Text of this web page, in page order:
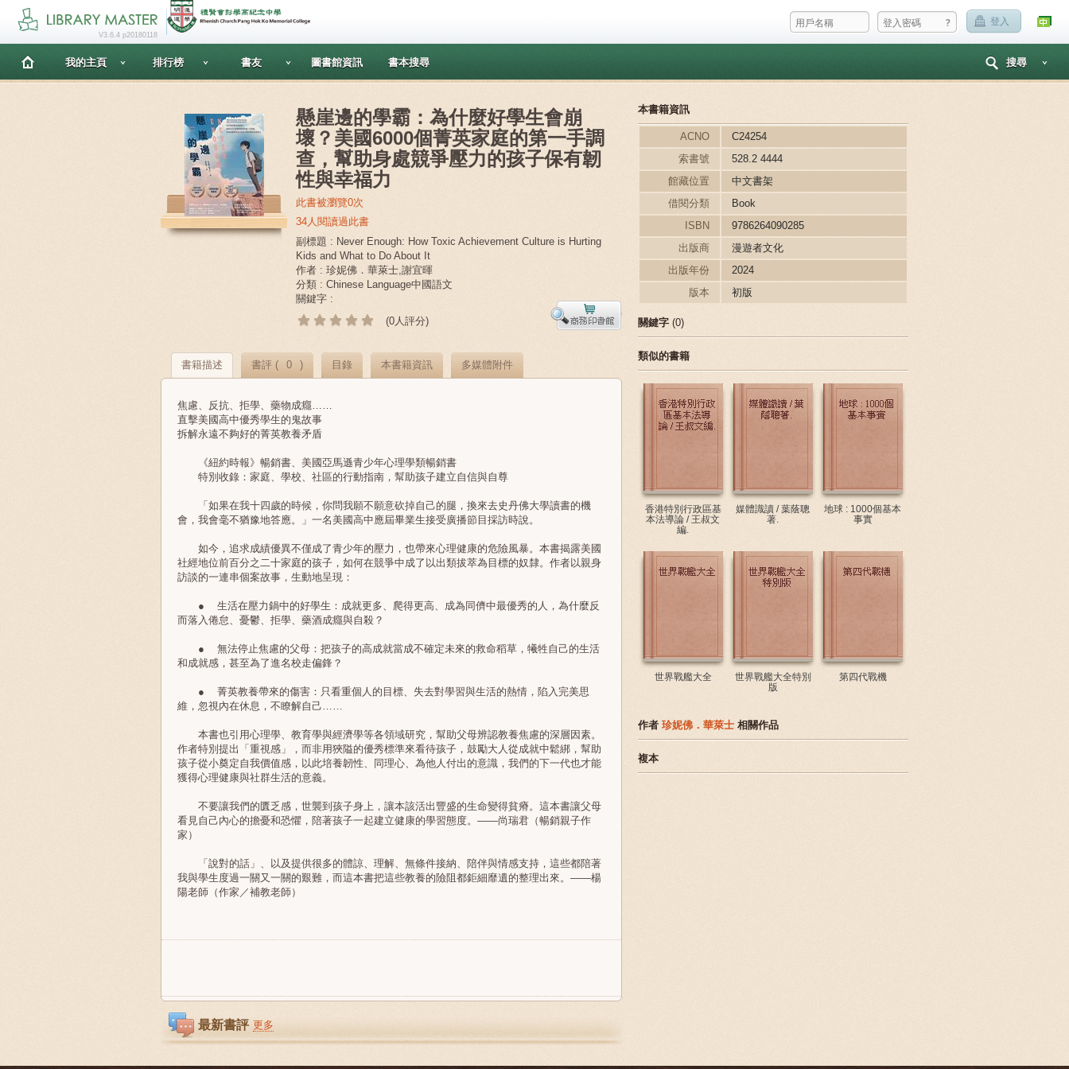
? 登入
V3.6.4 p20180118
我的主頁 排行榜 書友 圖書館資訊 書本搜尋 搜尋
懸崖邊的學霸：為什麼好學生會崩
壞？美國6000個菁英家庭的第一手調
查，幫助身處競爭壓力的孩子保有韌
性與幸福力
此書被瀏覽0次
34人閱讀過此書
副標題 : Never Enough: How Toxic Achievement Culture is Hurting
Kids and What to Do About It
作者 : 珍妮佛．華萊士,謝宜暉
分類 : Chinese Language中國語文
關鍵字 :
(0人評分)
書籍描述 書評 ( 0 ) 目錄 本書籍資訊 多媒體附件
焦慮、反抗、拒學、藥物成癮……
直擊美國高中優秀學生的鬼故事
拆解永遠不夠好的菁英教養矛盾
《紐約時報》暢銷書、美國亞馬遜青少年心理學類暢銷書
特別收錄：家庭、學校、社區的行動指南，幫助孩子建立自信與自尊
「如果在我十四歲的時候，你問我願不願意砍掉自己的腿，換來去史丹佛大學讀書的機
會，我會毫不猶豫地答應。」一名美國高中應屆畢業生接受廣播節目採訪時說。
如今，追求成績優異不僅成了青少年的壓力，也帶來心理健康的危險風暴。本書揭露美國
社經地位前百分之二十家庭的孩子，如何在競爭中成了以出類拔萃為目標的奴隸。作者以親身
訪談的一連串個案故事，生動地呈現：
● 生活在壓力鍋中的好學生：成就更多、爬得更高、成為同儕中最優秀的人，為什麼反
而落入倦怠、憂鬱、拒學、藥酒成癮與自殺？
● 無法停止焦慮的父母：把孩子的高成就當成不確定未來的救命稻草，犧牲自己的生活
和成就感，甚至為了進名校走偏鋒？
● 菁英教養帶來的傷害：只看重個人的目標、失去對學習與生活的熱情，陷入完美思
維，忽視內在休息，不瞭解自己……
本書也引用心理學、教育學與經濟學等各領域研究，幫助父母辨認教養焦慮的深層因素。
作者特別提出「重視感」，而非用狹隘的優秀標準來看待孩子，鼓勵大人從成就中鬆綁，幫助
孩子從小奠定自我價值感，以此培養韌性、同理心、為他人付出的意識，我們的下一代也才能
獲得心理健康與社群生活的意義。
不要讓我們的匱乏感，世襲到孩子身上，讓本該活出豐盛的生命變得貧瘠。這本書讓父母
看見自己內心的擔憂和恐懼，陪著孩子一起建立健康的學習態度。——尚瑞君（暢銷親子作
家）
「說對的話」、以及提供很多的體諒、理解、無條件接納、陪伴與情感支持，這些都陪著
我與學生度過一關又一關的艱難，而這本書把這些教養的險阻都鉅細靡遺的整理出來。——楊
陽老師（作家／補教老師）
最新書評 更多
本書籍資訊
ACNO
C24254
索書號
528.2 4444
館藏位置
中文書架
借閱分類
Book
ISBN
9786264090285
出版商
漫遊者文化
出版年份
2024
版本
初版
關鍵字 (0)
類似的書籍
香港特別行政區基
本法導論 / 王叔文
編.
媒體識讀 / 葉蔭聰
著.
地球 : 1000個基本
事實
世界戰艦大全
世界戰艦大全特別
版
第四代戰機
作者 珍妮佛．華萊士 相關作品
複本